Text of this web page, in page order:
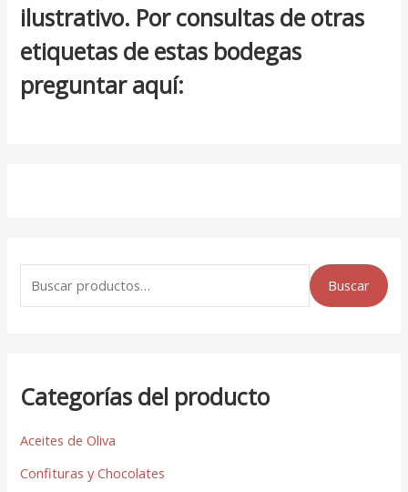
ilustrativo. Por consultas de otras
etiquetas de estas bodegas
preguntar aquí:
Buscar
Categorías del producto
Aceites de Oliva
Confituras y Chocolates